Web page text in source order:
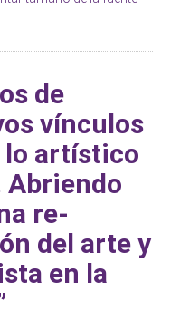
de
vínculos
lo artístico
Abriendo
re-
del arte y
en la